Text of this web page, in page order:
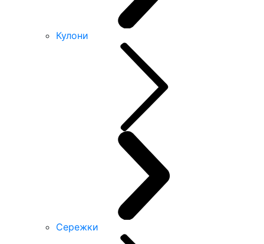
Кулони
Сережки